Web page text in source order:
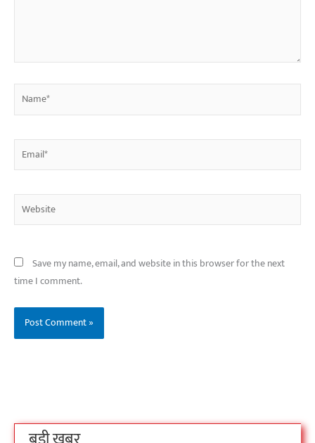
Website
Save my name, email, and website in this browser for the next
time I comment.